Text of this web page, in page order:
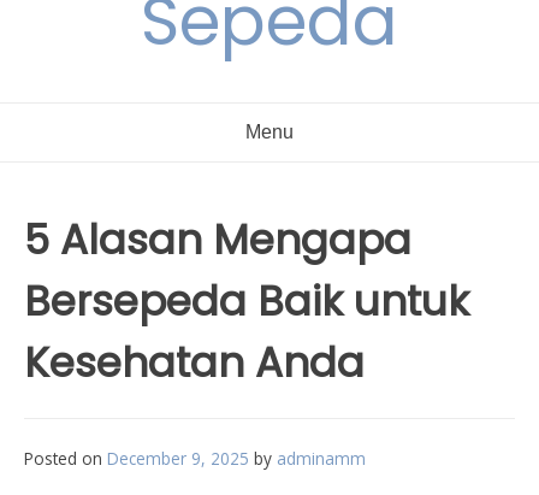
Sepeda
Menu
5 Alasan Mengapa
Bersepeda Baik untuk
Kesehatan Anda
Posted on December 9, 2025 by adminamm